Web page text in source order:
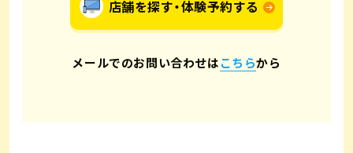
店舗を探す・体験予約する
メールでのお問い合わせはこちらから